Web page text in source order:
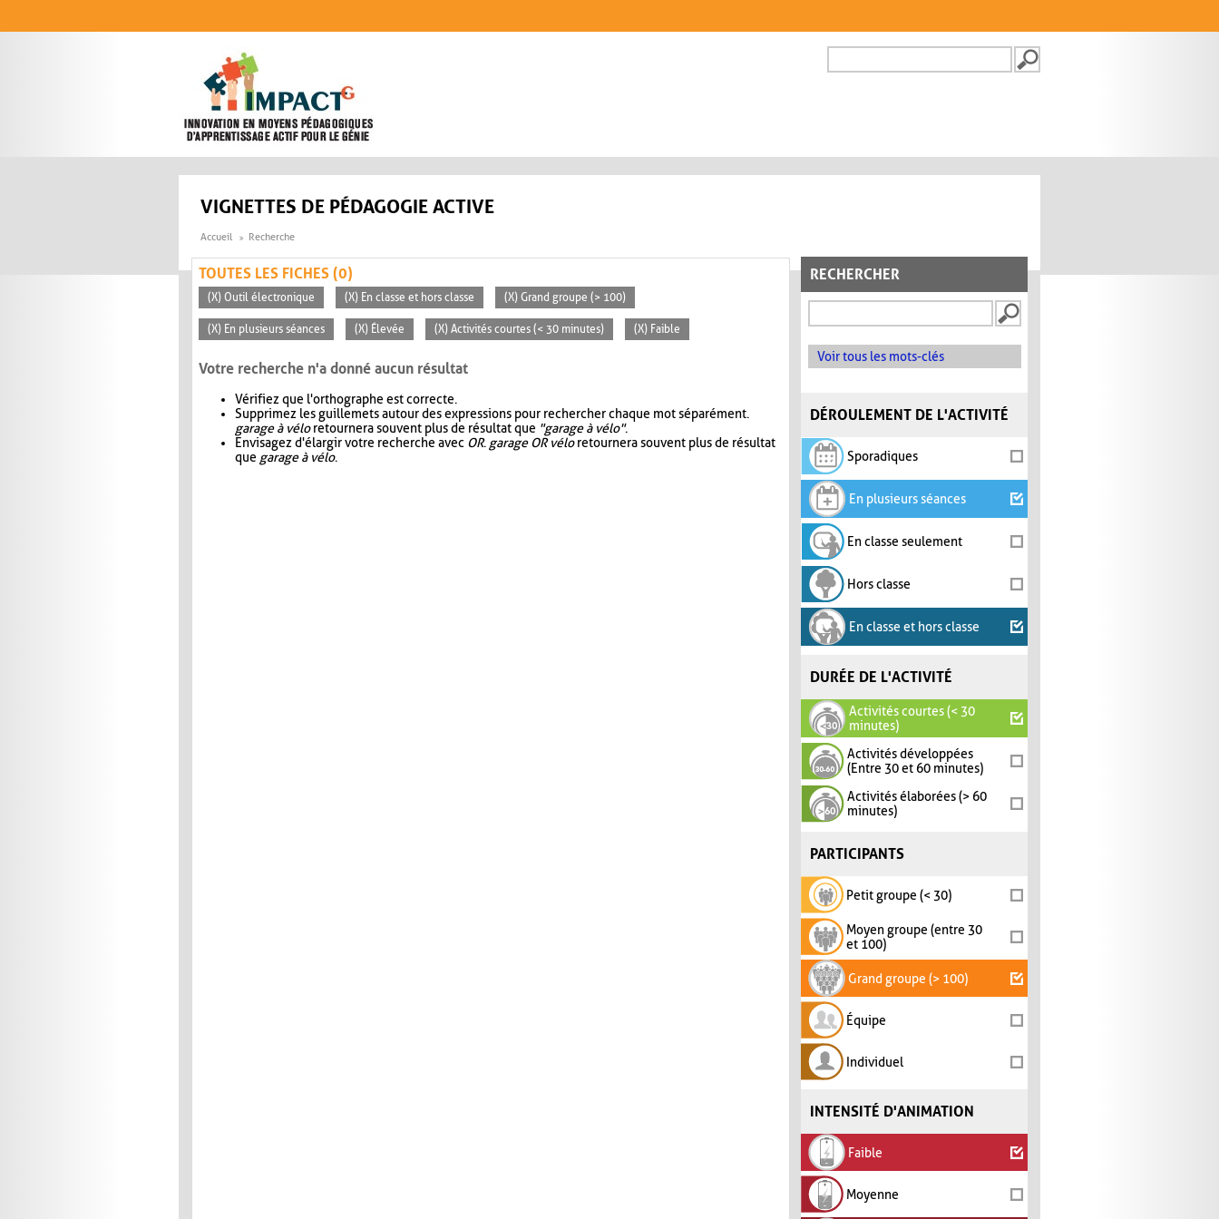
FORMULAIRE DE
VIGNETTES DE PÉDAGOGIE ACTIVE
Accueil Recherche
RECHERCHER
Voir tous les mots-clés
DÉROULEMENT DE L'ACTIVITÉ
Sporadiques
En plusieurs séances
En classe seulement
Hors classe
En classe et hors classe
DURÉE DE L'ACTIVITÉ
Activités courtes (< 30
minutes)
Activités développées
(Entre 30 et 60 minutes)
Activités élaborées (> 60
minutes)
PARTICIPANTS
Petit groupe (< 30)
Moyen groupe (entre 30
et 100)
Grand groupe (> 100)
Équipe
Individuel
INTENSITÉ D'ANIMATION
Faible
Moyenne
TOUTES LES FICHES (0)
(X) Outil électronique (X) En classe et hors classe (X) Grand groupe (> 100)
(X) En plusieurs séances (X) Élevée (X) Activités courtes (< 30 minutes) (X) Faible
Votre recherche n'a donné aucun résultat
Vérifiez que l'orthographe est correcte.
Supprimez les guillemets autour des expressions pour rechercher chaque mot séparément.
garage à véloretournera souvent plus de résultat que "garage à vélo".
Envisagez d'élargir votre recherche avec OR. garage OR véloretournera souvent plus de résultat
que garage à vélo.